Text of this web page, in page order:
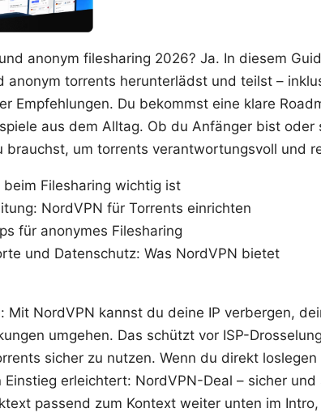
anonym filesharing 2026? Ja. In diesem
anonym torrents herunterlädst und teilst –
Empfehlungen. Du bekommst eine klare
aus dem Alltag. Ob du Anfänger bist oder
um torrents verantwortungsvoll und
Filesharing wichtig ist
NordVPN für Torrents einrichten
für anonymes Filesharing
und Datenschutz: Was NordVPN bietet
Mit NordVPN kannst du deine IP verbergen,
umgehen. Das schützt vor ISP-
sicher zu nutzen. Wenn du direkt
erleichtert: NordVPN-Deal – sicher
passend zum Kontext weiter unten im